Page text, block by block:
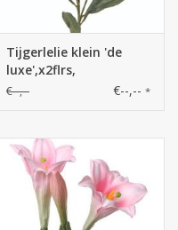
Tijgerlelie klein 'de
luxe',x2flrs,
1knp,x11lvs, real
€--,-- €--,-- *